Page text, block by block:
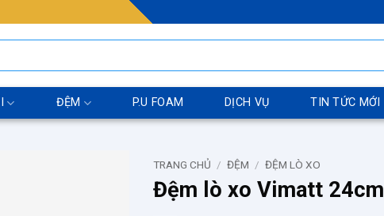
ĐỆM P.U FOAM DỊCH VỤ TIN TỨC MỚI
TRANG CHỦ / ĐỆM / ĐỆM LÒ XO
Đệm lò xo Vimatt 24cm